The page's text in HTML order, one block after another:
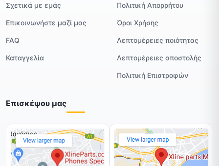
Σχετικά με εμάς
Επικοινωνήστε μαζί μας
FAQ
Καταγγελία
Πολιτική Απορρήτου
Όροι Χρήσης
Λεπτομέρειες ποιότητας
Λεπτομέρειες αποστολής
Πολιτική Επιστροφών
Επισκέψου μας